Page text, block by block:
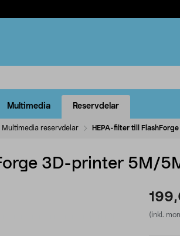
Multimedia Reservdelar
Multimedia reservdelar HEPA-filter till
3D-printer 5M/
(inkl.